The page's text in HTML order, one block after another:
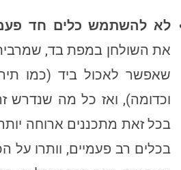
לא להשתמש כלים חד
את השולחן במפת בד, שמרבית
שאפשר לאכול ביד (כמו
וכדומה), ואז כל מה שנדרש
בכל זאת מתכננים ארוחה
בכלים רב פעמיים, וותרו על